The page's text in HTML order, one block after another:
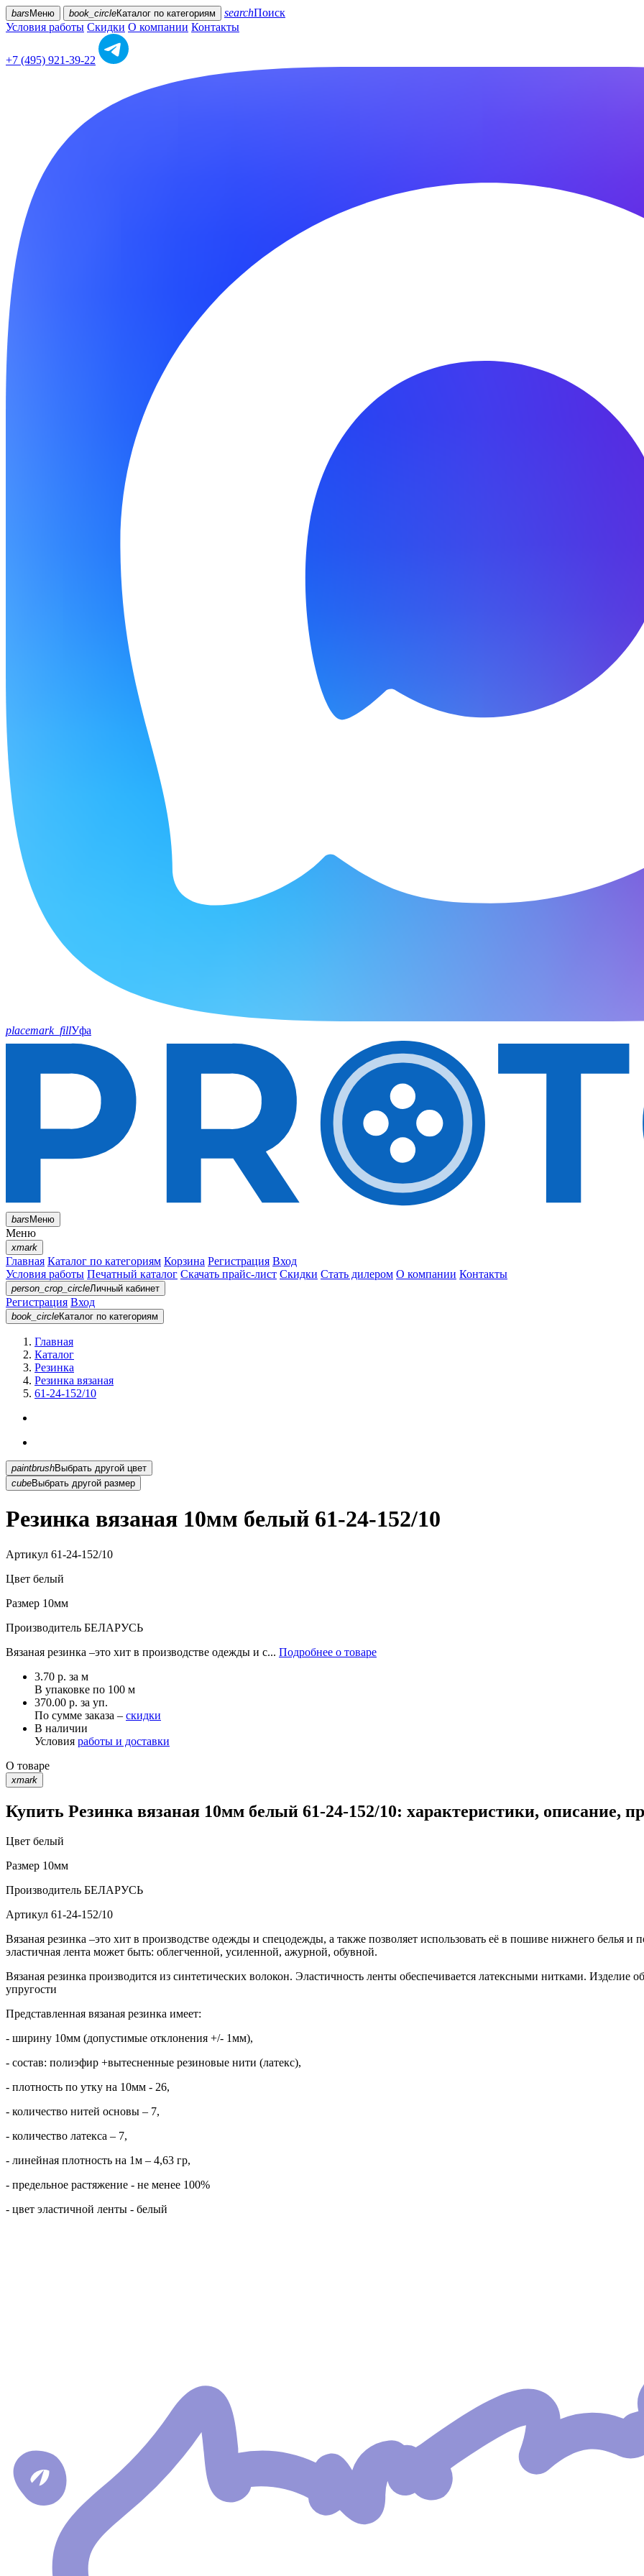
bars Меню book_circleКаталог по категориям searchПоиск
Условия работы Скидки О компании Контакты
+7 (495) 921-39-22
placemark_fillУфа
barsМеню
Меню
xmark
Главная Каталог по категориям Корзина Регистрация Вход
Условия работы Печатный каталог Скачать прайс-лист Скидки Стать дилером О компании Контакты
person_crop_circleЛичный кабинет
Регистрация Вход
book_circleКаталог по категориям
Главная
Каталог
Резинка
Резинка вязаная
61-24-152/10
paintbrush
Выбрать другой цвет
cubeВыбрать другой размер
Резинка вязаная 10мм белый 61-24-152/10
Артикул 61-24-152/10
Цвет белый
Размер 10мм
Производитель БЕЛАРУСЬ
Вязаная резинка –это хит в производстве одежды и с... Подробнее о товаре
3.70 р. за м
В упаковке по 100 м
370.00 р. за уп.
По сумме заказа – скидки
В наличии
Условия работы и доставки
О товаре
xmark
Купить Резинка вязаная 10мм белый 61-24-152/10: характеристики, описание,
Цвет белый
Размер 10мм
Производитель БЕЛАРУСЬ
Артикул 61-24-152/10
Вязаная резинка –это хит в производстве одежды и спецодежды, а также позволяет использовать её в пошиве нижнего белья и
эластичная лента может быть: облегченной, усиленной, ажурной, обувной.
Вязаная резинка производится из синтетических волокон. Эластичность ленты обеспечивается латексными нитками. Изделие
упругости
Представленная вязаная резинка имеет:
- ширину 10мм (допустимые отклонения +/- 1мм),
- состав: полиэфир +вытесненные резиновые нити (латекс),
- плотность по утку на 10мм - 26,
- количество нитей основы – 7,
- количество латекса – 7,
- линейная плотность на 1м – 4,63 гр,
- предельное растяжение - не менее 100%
- цвет эластичной ленты - белый